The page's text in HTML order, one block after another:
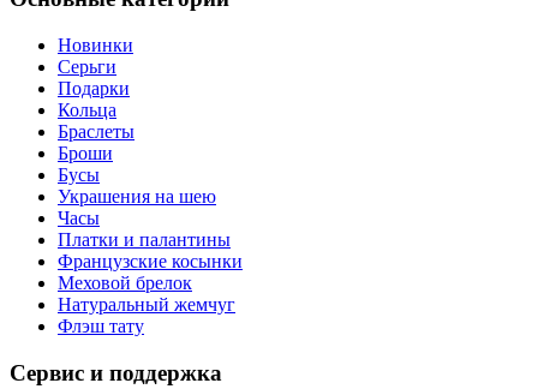
Новинки
Серьги
Подарки
Кольца
Браслеты
Броши
Бусы
Украшения на шею
Часы
Платки и палантины
Французские косынки
Меховой брелок
Натуральный жемчуг
Флэш тату
Сервис и поддержка